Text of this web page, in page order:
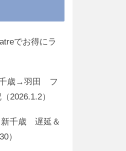
でお得にラ
歳→羽田 フ
2026.1.2）
新千歳 遅延＆
）